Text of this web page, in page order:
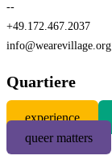
--
+49.172.467.2037
info@wearevillage.org
Quartiere
experience
queer matters